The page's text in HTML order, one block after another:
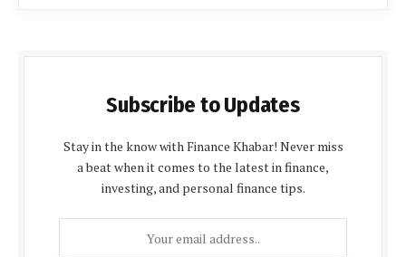
Subscribe to Updates
Stay in the know with Finance Khabar! Never miss
a beat when it comes to the latest in finance,
investing, and personal finance tips.